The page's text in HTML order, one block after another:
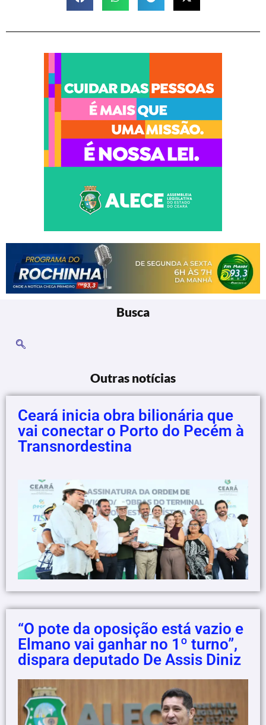
Busca
Outras notícias
Ceará inicia obra bilionária que
vai conectar o Porto do Pecém à
Transnordestina
“O pote da oposição está vazio e
Elmano vai ganhar no 1º turno”,
dispara deputado De Assis Diniz